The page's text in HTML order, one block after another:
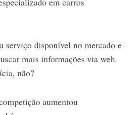
serviço disponível no mercado e
mais informações via web.
não?
aumentou